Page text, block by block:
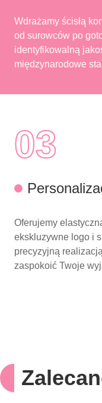
Wdrażamy ścisłą
od surowców po
identyfikowalną
międzynarodowe
03
Oferujemy
ekskluzywne logo i
precyzyjną
zaspokoić Twoje